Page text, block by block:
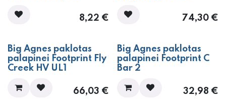
8,22 € 74,30€
Big Agnes paklotas
palapinei Footprint Fly
Creek HV UL1
66,03 €
Big Agnes paklotas
palapinei Footprint C
Bar 2
32,98 €